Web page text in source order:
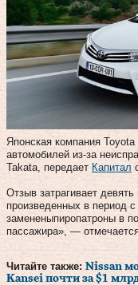
Японская компания
автомобилей из-за
Takata, передает Капитал
Отзыв затрагивает
произведенных в период
замененыпиропатроны в
пассажира», —
Читайте также: Nissan
Kansei почти за $1